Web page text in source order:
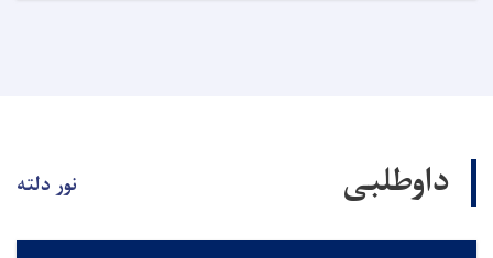
داوطلبی نور دلته